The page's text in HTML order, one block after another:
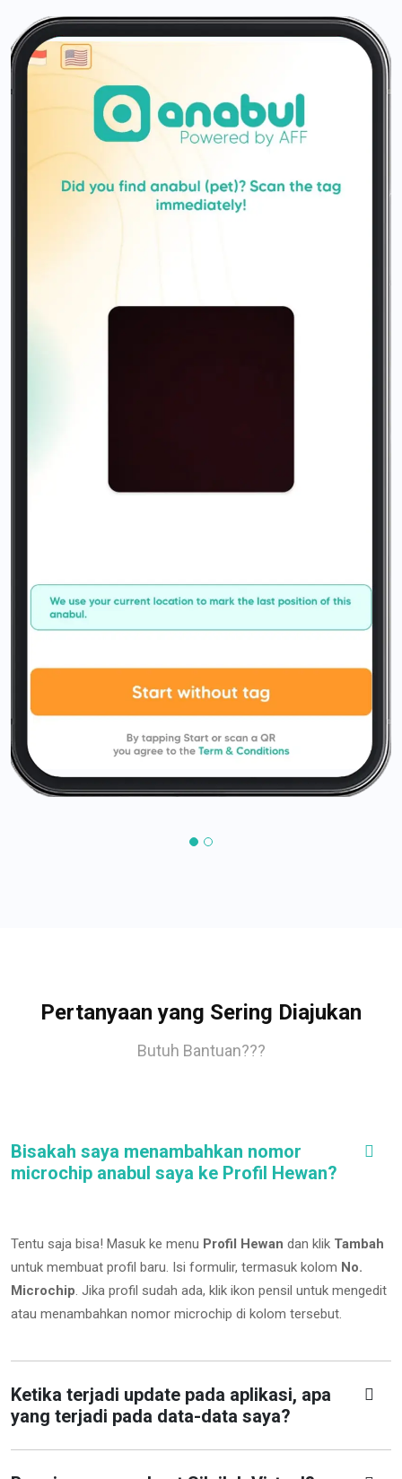
Pertanyaan yang Sering Diajukan
Butuh Bantuan???
Bisakah saya menambahkan nomor
microchip anabul saya ke Profil Hewan?
Tentu saja bisa! Masuk ke menu Profil Hewan dan klik Tambah
untuk membuat profil baru. Isi formulir, termasuk kolom No.
Microchip. Jika profil sudah ada, klik ikon pensil untuk mengedit
atau menambahkan nomor microchip di kolom tersebut.
Ketika terjadi update pada aplikasi, apa
yang terjadi pada data-data saya?